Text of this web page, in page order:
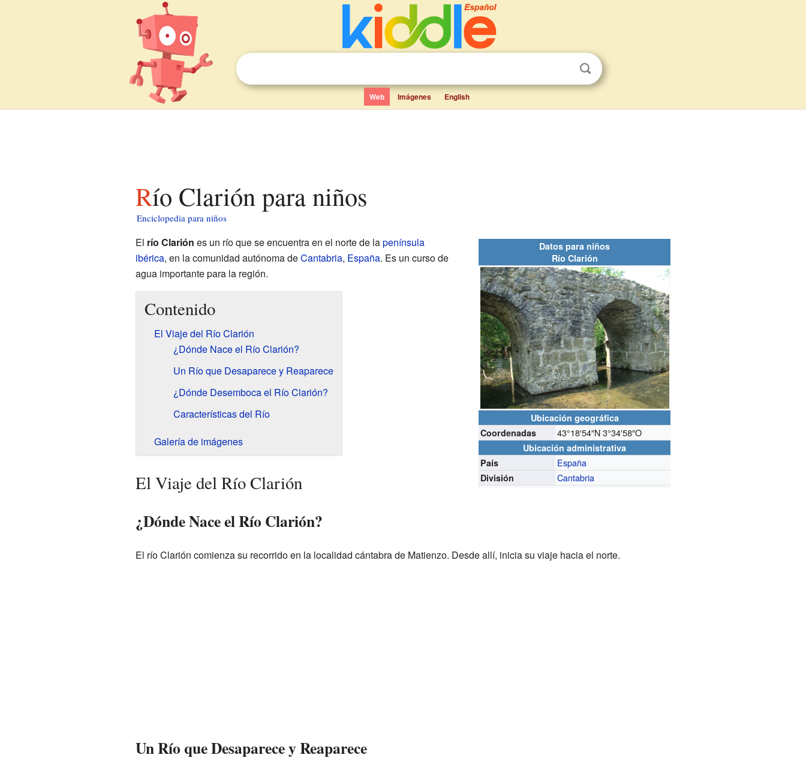
Web Imágenes English
Río Clarión para niños
Enciclopedia para niños
Datos para niños
Río Clarión
Ubicación geográfica
Coordenadas
43°18′54″N 3°34′58″O
Ubicación administrativa
País
España
División Cantabria
El río Clarión es un río que se encuentra en el norte de lapenínsula
ibérica, en la comunidad autónoma deCantabria, España. Es un curso de
agua importante para la región.
Contenido
El Viaje del Río Clarión
¿Dónde Nace el Río Clarión?
Un Río que Desaparece y Reaparece
¿Dónde Desemboca el Río Clarión?
Características del Río
Galería de imágenes
El Viaje del Río Clarión
¿Dónde Nace el Río Clarión?
El río Clarión comienza su recorrido en la localidad cántabra de Matienzo. Desde allí, inicia su viaje hacia el norte.
Un Río que Desaparece y Reaparece